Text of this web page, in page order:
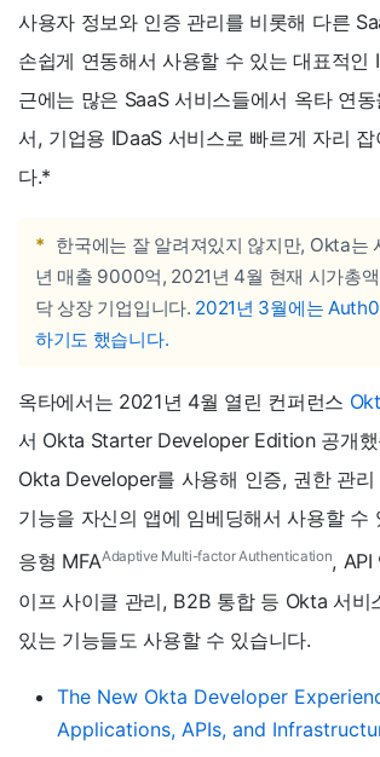
사용자 정보와 인증 관리를 비롯해 다른
손쉽게 연동해서 사용할 수 있는 대표적인
근에는 많은 SaaS 서비스들에서 옥타 연
서, 기업용 IDaaS 서비스로 빠르게 자리
다.*
* 한국에는 잘 알려져있지 않지만, Okta는
년 매출 9000억, 2021년 4월 현재 시가총
닥 상장 기업입니다. 2021년 3월에는
하기도 했습니다.
옥타에서는 2021년 4월 열린 컨퍼런스
서 Okta Starter Developer Edition 공개했
Okta Developer를 사용해 인증, 권한 관리
기능을 자신의 앱에 임베딩해서 사용할 수
응형 MFAAdaptive Multi-factor Authentication, API
이프 사이클 관리, B2B 통합 등 Okta 서비
있는 기능들도 사용할 수 있습니다.
The New Okta Developer
Applications, APIs, and